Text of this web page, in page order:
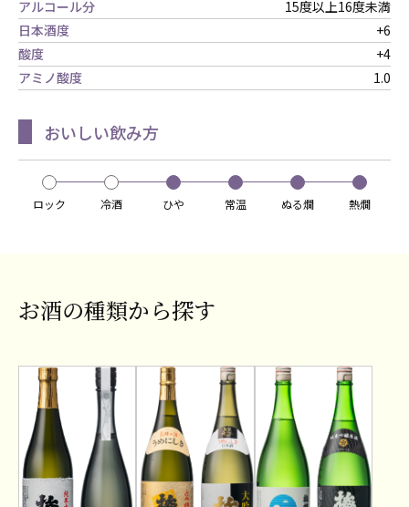
アルコール分
15度以上16度未満
日本酒度
+6
酸度
+4
アミノ酸度
1.0
おいしい飲み方
ロック 冷酒 ひや 常温 ぬる燗 熱燗
お酒の種類から探す